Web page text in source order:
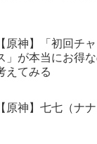
【原神】「初回チ
」が本当にお得
えてみる
【原神】七七（ナ